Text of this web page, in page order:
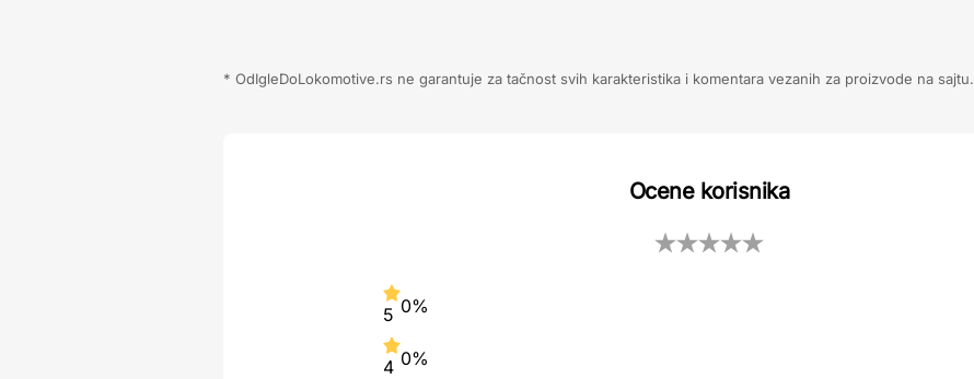
* OdIgleDoLokomotive.rs ne garantuje za tačnost svih karakteristika i komentara vezanih za proizvode na sajtu.
Ocene korisnika
5 0%
4 0%